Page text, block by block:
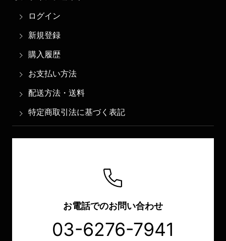
ログイン
新規登録
購入履歴
お支払い方法
配送方法・送料
特定商取引法に基づく表記
お電話でのお問い合わせ
03-6276-7941